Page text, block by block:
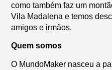
como também faz um
Vila Madalena e temos
amigos e irmãos.
Quem somos
O MundoMaker nasceu a